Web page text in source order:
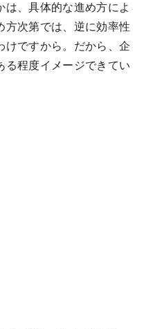
は、具体的な進め方によ
方次第では、逆に効率性
けですから。だから、企
る程度イメージできてい